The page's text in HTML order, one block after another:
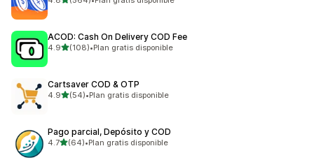
564 reseñas en total
ACOD: Cash On Delivery COD Fee
4.9de 5 estrellas
(108)
108 reseñas en total
•Plan gratis disponible
Cartsaver COD & OTP
4.9de 5 estrellas
(54)
54 reseñas en total
•Plan gratis disponible
Pago parcial, Depósito y COD
4.7de 5 estrellas
(64)
64 reseñas en total
•Plan gratis disponible